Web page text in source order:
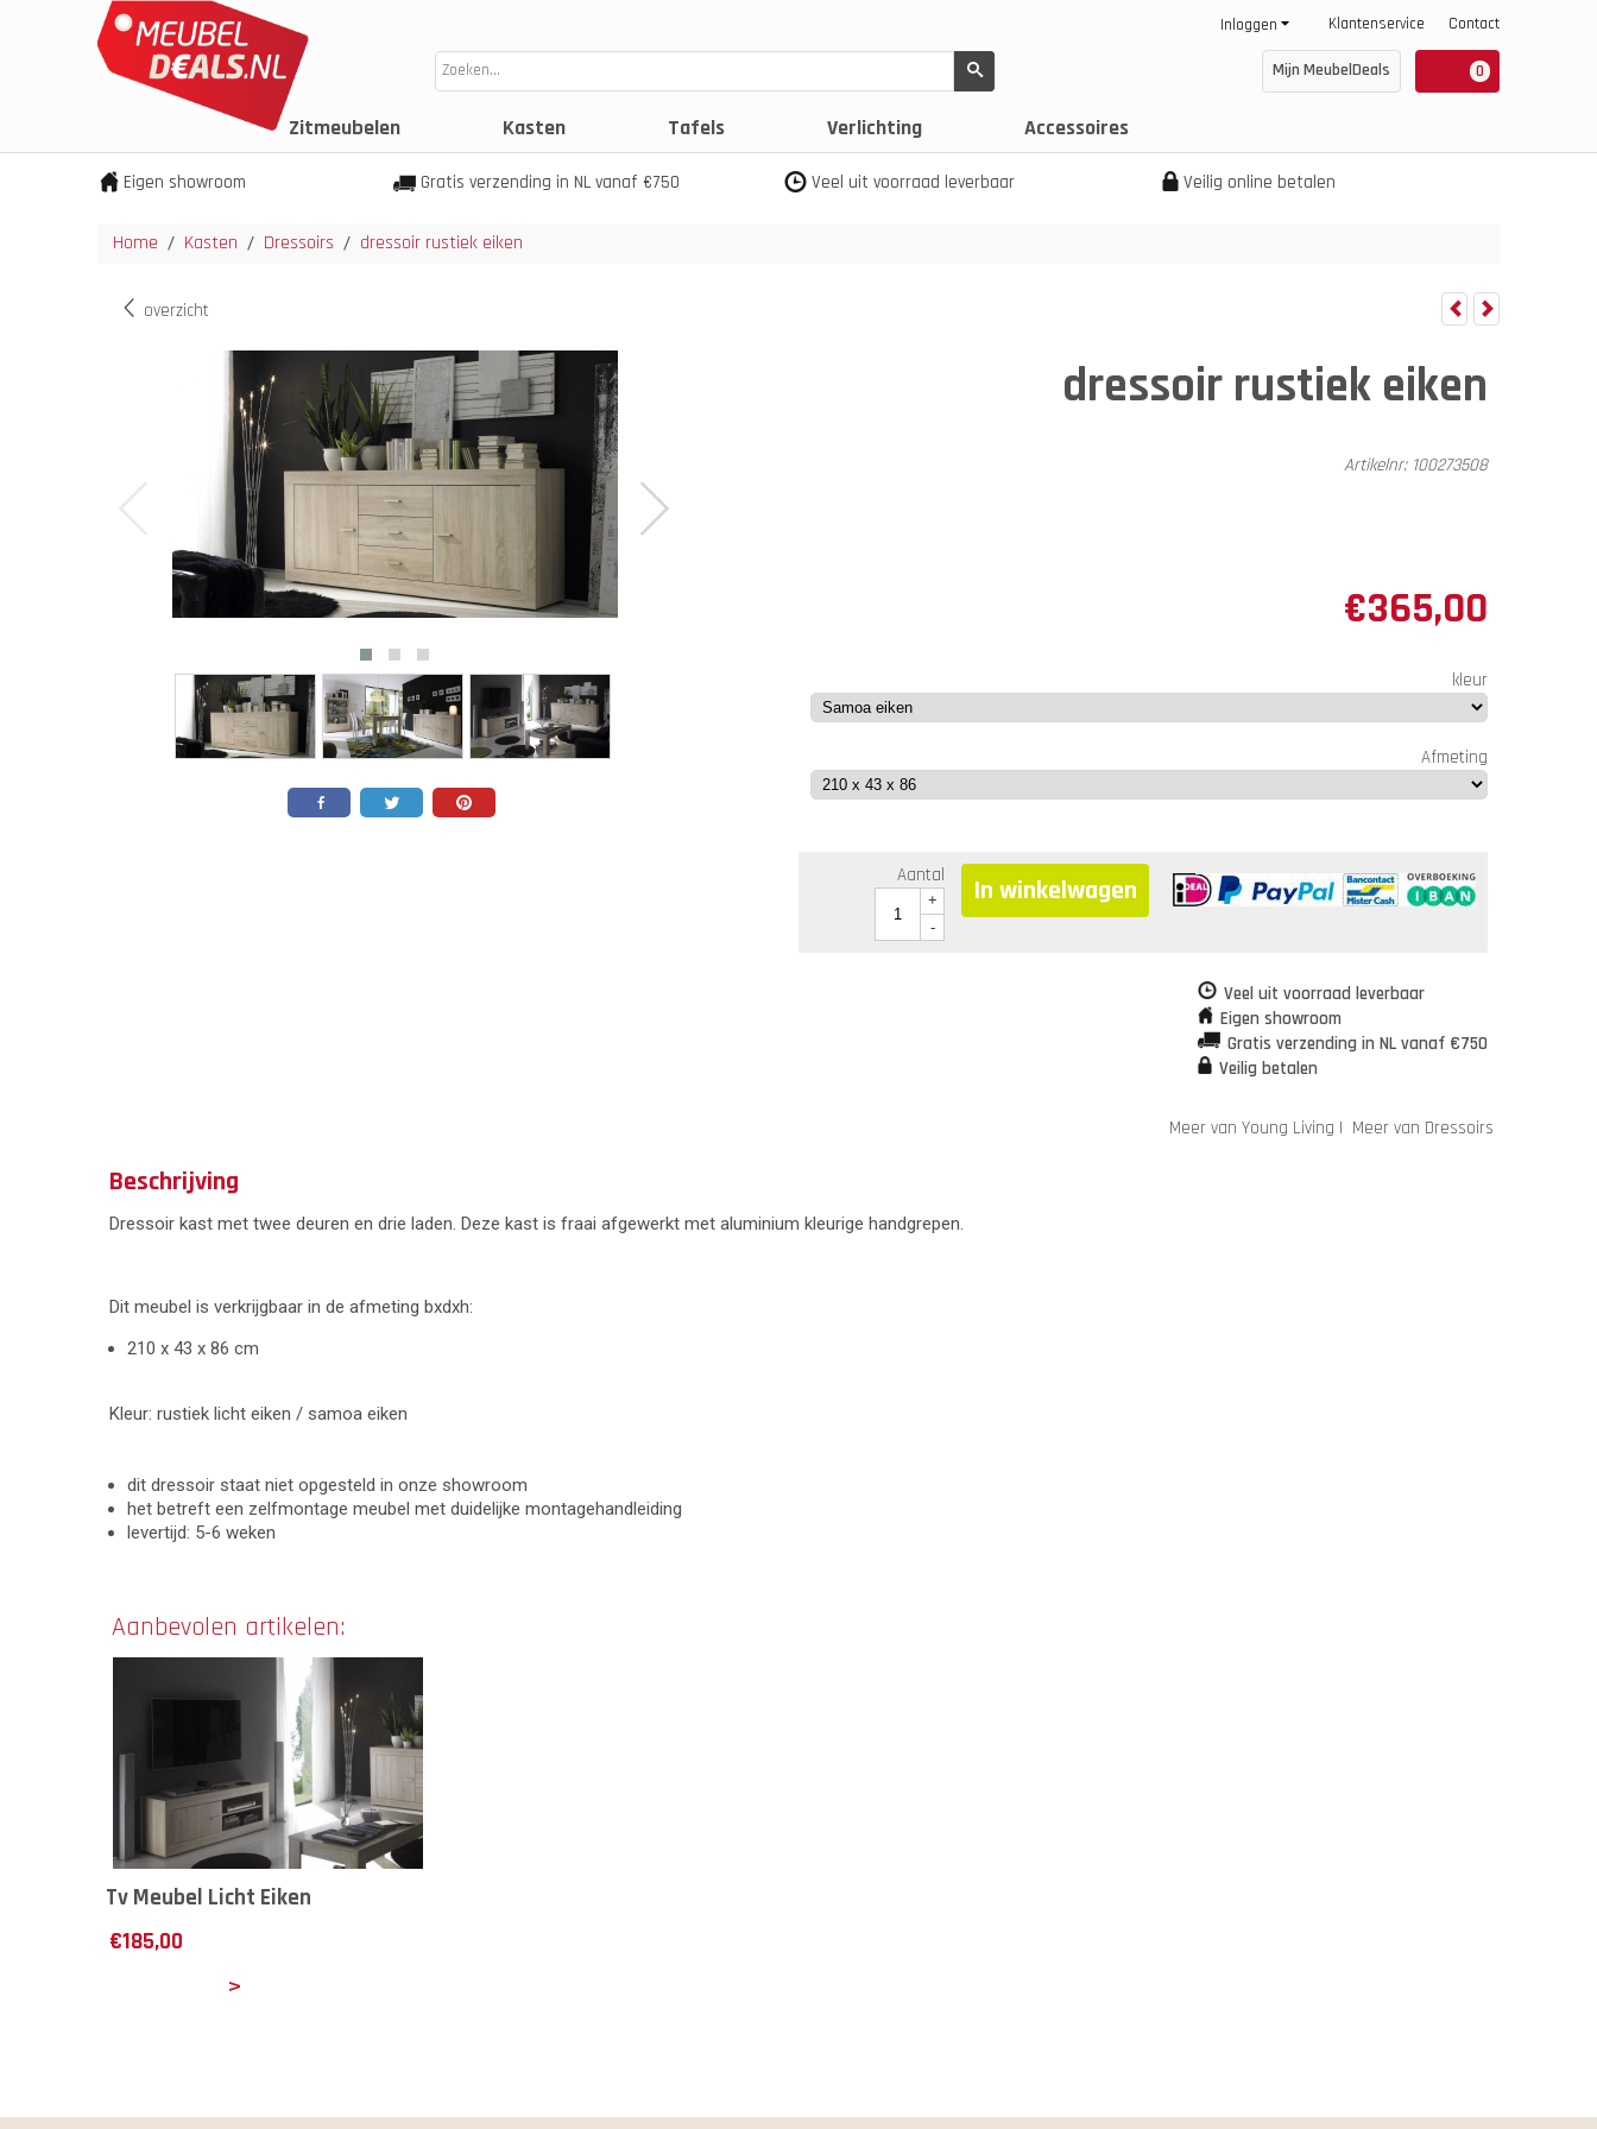
Klantenservice Contact
Inloggen
0
Mijn MeubelDeals
Zitmeubelen Kasten Tafels Verlichting Accessoires
Eigen showroom Gratis verzending in NL vanaf €750 Veel uit voorraad leverbaar Veilig online betalen
Home / Kasten / Dressoirs / dressoir rustiek eiken
overzicht
dressoir rustiek eiken
Artikelnr: 100273508
€365,00
kleur
Afmeting
Aantal
+
-
In winkelwagen
Veel uit voorraad leverbaar
Eigen showroom
Gratis verzending in NL vanaf €750
Veilig betalen
Meer van Young Living | Meer van Dressoirs
Beschrijving
Dressoir kast met twee deuren en drie laden. Deze kast is fraai afgewerkt met aluminium kleurige handgrepen.
Dit meubel is verkrijgbaar in de afmeting bxdxh:
210 x 43 x 86 cm
Kleur: rustiek licht eiken / samoa eiken
dit dressoir staat niet opgesteld in onze showroom
het betreft een zelfmontage meubel met duidelijke montagehandleiding
levertijd: 5-6 weken
Aanbevolen artikelen:
Tv Meubel Licht Eiken
€185,00